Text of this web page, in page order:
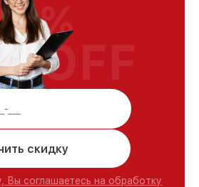
скидку
Вы соглашаетесь на обработку
%
OFF